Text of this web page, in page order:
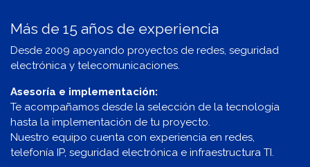
Más de 15 años de experiencia
Desde 2009 apoyando proyectos de redes, seguridad
electrónica y telecomunicaciones.
Asesoría e implementación:
Te acompañamos desde la selección de la tecnología
hasta la implementación de tu proyecto.
Nuestro equipo cuenta con experiencia en redes,
telefonía IP, seguridad electrónica e infraestructura TI.